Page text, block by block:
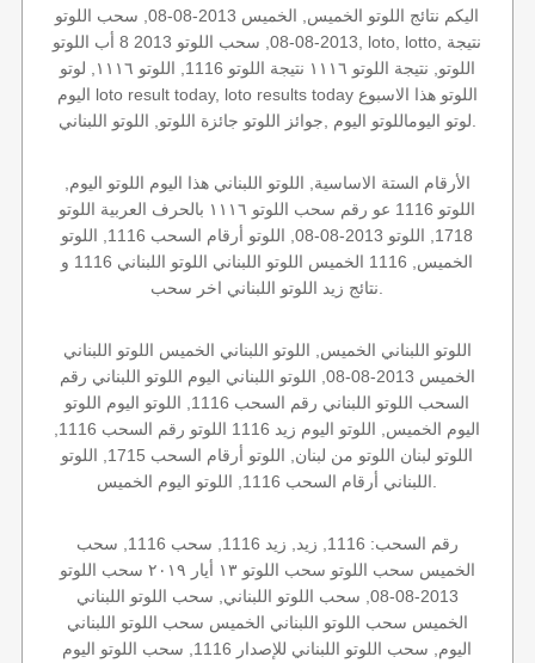
اليكم نتائج اللوتو الخميس, الخميس 2013-08-08, سحب اللوتو
2013-08-08, سحب اللوتو 2013 8 أب اللوتو, loto, lotto, نتيجة
اللوتو, نتيجة اللوتو ١١١٦ نتيجة اللوتو 1116, اللوتو ١١١٦, لوتو
اليوم loto result today, loto results today اللوتو هذا الاسبوع
الأرقام الستة الاساسية, اللوتو اللبناني هذا اليوم اللوتو اليوم,
اللوتو 1116 عو رقم سحب اللوتو ١١١٦ بالحرف العربية اللوتو
1718, اللوتو 2013-08-08, اللوتو أرقام السحب 1116, اللوتو
الخميس, 1116 الخميس اللوتو اللبناني اللوتو اللبناني 1116 و
اللوتو اللبناني الخميس, اللوتو اللبناني الخميس اللوتو اللبناني
الخميس 2013-08-08, اللوتو اللبناني اليوم اللوتو اللبناني رقم
السحب اللوتو اللبناني رقم السحب 1116, اللوتو اليوم اللوتو
اللوتو لبنان اللوتو من لبنان, اللوتو أرقام السحب 1715, اللوتو
رقم السحب: 1116, زيد, زيد 1116, سحب 1116, سحب
الخميس سحب اللوتو سحب اللوتو ١٣ أيار ٢٠١٩ سحب اللوتو
2013-08-08, سحب اللوتو اللبناني, سحب اللوتو اللبناني
الخميس سحب اللوتو اللبناني الخميس سحب اللوتو اللبناني
اليوم, سحب اللوتو اللبناني للإصدار 1116, سحب اللوتو اليوم